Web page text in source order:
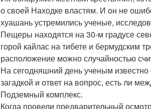
о своей Находке властям. И он не
хуашань устремились ученые,
Пещеры находятся на 30-м градусе
горой кайлас на тибете и бермудским
расположение можно случайностью
На сегодняшний день ученым известно
загадкой и ответ на вопрос, есть ли
Подземный комплекс.
Когда провели предварительный